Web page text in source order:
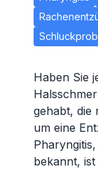
Haben Sie
gehabt, die
um eine
bekannt,